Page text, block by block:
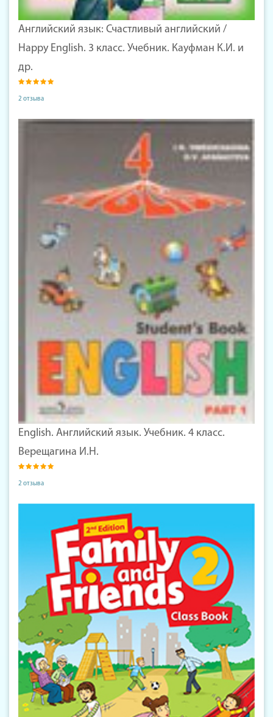
Английский язык: Счастливый английский /
Happy English. 3 класс. Учебник. Кауфман К.И. и
др.
2 отзыва
English. Английский язык. Учебник. 4 класс.
Верещагина И.Н.
2 отзыва